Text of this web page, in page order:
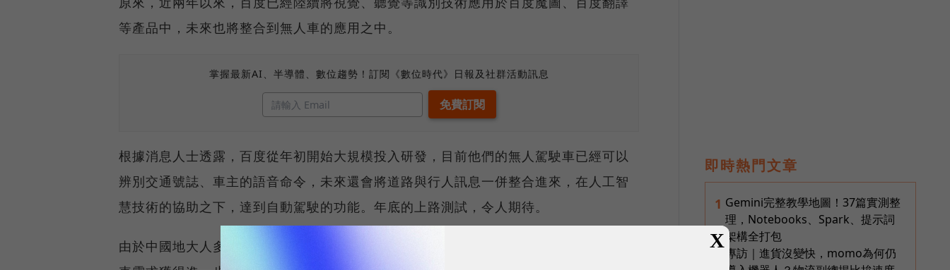
等產品中，未來也將整合到無人車的應用之中。
掌握最新AI、半導體、數位趨勢！訂閱《數位時代》日報及社群活動訊息
根據消息人士透露，百度從年初開始大規模投入研發，目前他們的無人駕駛車已經可以
辨別交通號誌、車主的語音命令，未來還會將道路與行人訊息一併整合進來，在人工智
慧技術的協助之下，達到自動駕駛的功能。年底的上路測試，令人期待。
由於中國地大人多，如果無人駕駛汽車可以順利開發的話，未來將可以讓老弱婦孺的乘
即時熱門文章
1 Gemini完整教學地圖！37篇實測整
理，Notebooks、Spark、提示詞
架構全打包
專訪｜進貨沒變快，momo為何仍
X